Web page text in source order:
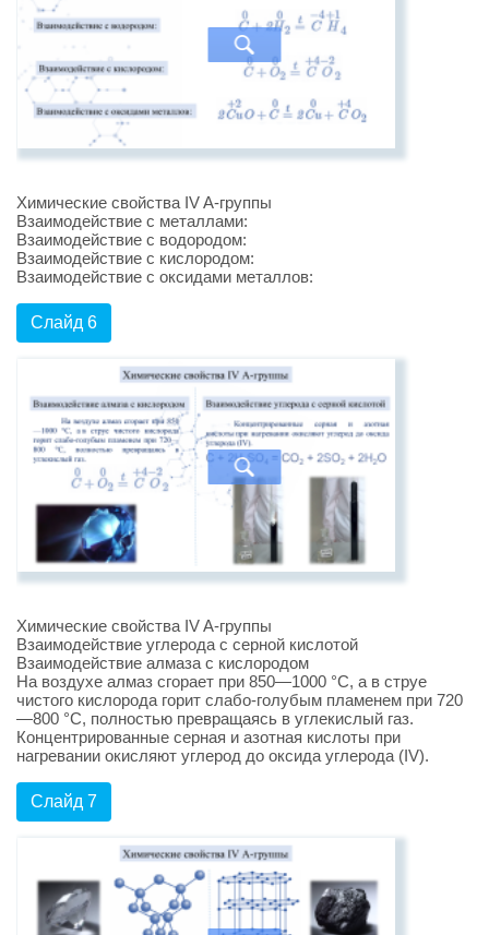
Химические свойства IV A-группы
Взаимодействие с металлами:
Взаимодействие с водородом:
Взаимодействие с кислородом:
Взаимодействие с оксидами металлов:
Слайд 6
Химические свойства IV A-группы
Взаимодействие углерода с серной кислотой
Взаимодействие алмаза с кислородом
На воздухе алмаз сгорает при 850—1000 °C, а в струе
чистого кислорода горит слабо-голубым пламенем при 720
—800 °C, полностью превращаясь в углекислый газ.
Концентрированные серная и азотная кислоты при
нагревании окисляют углерод до оксида углерода (IV).
Слайд 7